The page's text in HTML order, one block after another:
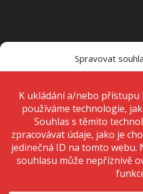
Spravovat
technologie, jako jsou soubory
zážitek z prohlížení a zobrazovali
těmito technologiemi nám umožní
při procházení nebo jedinečná ID na
odvolání souhlasu může nepříznivě
Pondělí – Pátek7:00 –
SobotaZavřeno
Neděle Zavřeno